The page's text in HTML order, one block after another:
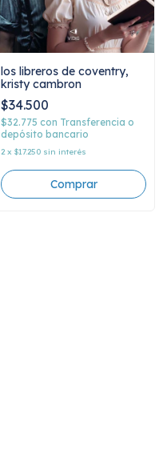
los libreros de coventry,
kristy cambron
$34.500
$32.775 con Transferencia o
depósito bancario
2 x $17.250 sin interés